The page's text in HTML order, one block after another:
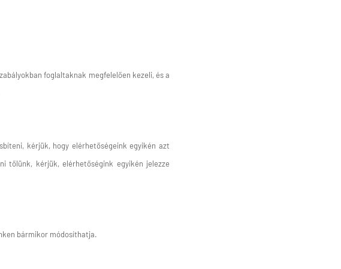
foglaltaknak megfelelően kezeli, és a
kérjük, hogy elérhetőségeink egyikén azt
tőlünk, kérjük, elérhetőségink egyikén jelezze
bármikor módosíthatja.